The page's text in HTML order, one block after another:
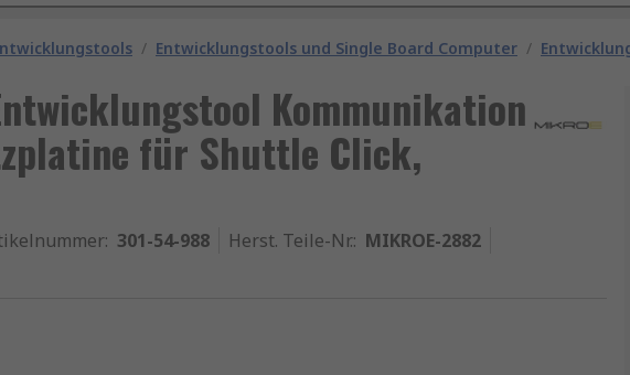
/ Entwicklungstools und Single Board Computer /
Kommunikation
für Shuttle Click,
: 301-54-988 Herst. Teile-Nr.: MIKROE-2882